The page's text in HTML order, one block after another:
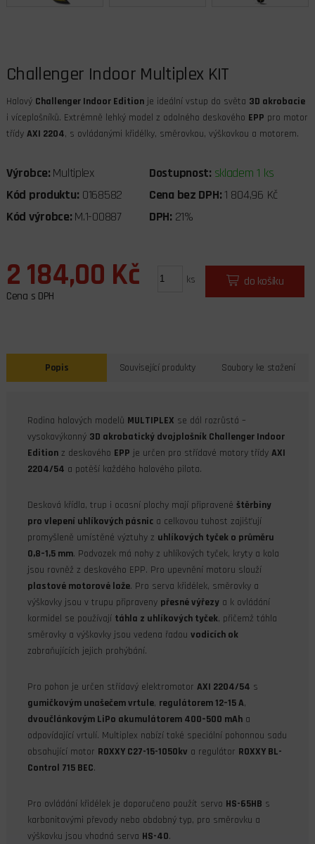
Challenger Indoor Multiplex KIT
Halový Challenger Indoor Editionje ideální vstup do světa 3D akrobacie
i víceplošníků. Extrémně lehký model z odolného deskového EPP pro motor
třídy AXI 2204, s ovládanými křidélky, směrovkou, výškovkou a motorem.
Výrobce: Multiplex Dostupnost: skladem 1 ks
Kód produktu: 0168582 Cena bez DPH:1 804,96 Kč
Kód výrobce: M.1-00887 DPH: 21%
2 184,00 Kč
Cena s DPH
ks do košíku
Popis Související produkty Soubory ke stažení
Rodina halových modelů MULTIPLEX se dál rozrůstá –
vysokovýkonný 3D akrobatický dvojplošník Challenger Indoor
Editionz deskového EPP je určen pro střídavé motory třídy AXI
2204/54 a potěší každého halového pilota.
Desková křídla, trup i ocasní plochy mají připravené štěrbiny
pro vlepení uhlíkových pásnica celkovou tuhost zajišťují
promyšleně umístěné výztuhy z uhlíkových tyček o průměru
0,8–1,5 mm. Podvozek má nohy z uhlíkových tyček, kryty a kola
jsou rovněž z deskového EPP. Pro upevnění motoru slouží
plastové motorové lože. Pro serva křidélek, směrovky a
výškovky jsou v trupu připraveny přesné výřezya k ovládání
kormidel se používají táhla z uhlíkových tyček, přičemž táhla
směrovky a výškovky jsou vedena řadou vodicích ok
zabraňujících jejich prohýbání.
Pro pohon je určen střídavý elektromotor AXI 2204/54 s
gumičkovým unašečem vrtule, regulátorem 12–15 A,
dvoučlánkovým LiPo akumulátorem 400–500 mAha
odpovídající vrtulí. Multiplex nabízí také speciální pohonnou sadu
obsahující motor ROXXY C27-15-1050kv a regulátor ROXXY BL-
Control 715 BEC.
Pro ovládání křidélek je doporučeno použít servo HS-65HB s
karbonitovými převody nebo obdobný typ, pro směrovku a
výškovku jsou vhodná serva HS-40.